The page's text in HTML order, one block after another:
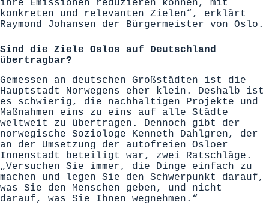
ihre Emissionen reduzieren können, mit
konkreten und relevanten Zielen“, erklärt
Raymond Johansen der Bürgermeister von Oslo.
Sind die Ziele Oslos auf Deutschland
übertragbar?
Gemessen an deutschen Großstädten ist die
Hauptstadt Norwegens eher klein. Deshalb ist
es schwierig, die nachhaltigen Projekte und
Maßnahmen eins zu eins auf alle Städte
weltweit zu übertragen. Dennoch gibt der
norwegische Soziologe Kenneth Dahlgren, der
an der Umsetzung der autofreien Osloer
Innenstadt beteiligt war, zwei Ratschläge.
„Versuchen Sie immer, die Dinge einfach zu
machen und legen Sie den Schwerpunkt darauf,
was Sie den Menschen geben, und nicht
darauf, was Sie Ihnen wegnehmen.“